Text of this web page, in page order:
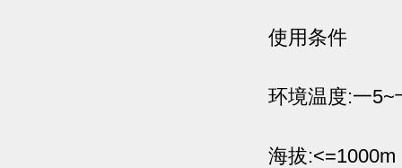
使用条件
环境温度:一5~
海拔:<=1000m